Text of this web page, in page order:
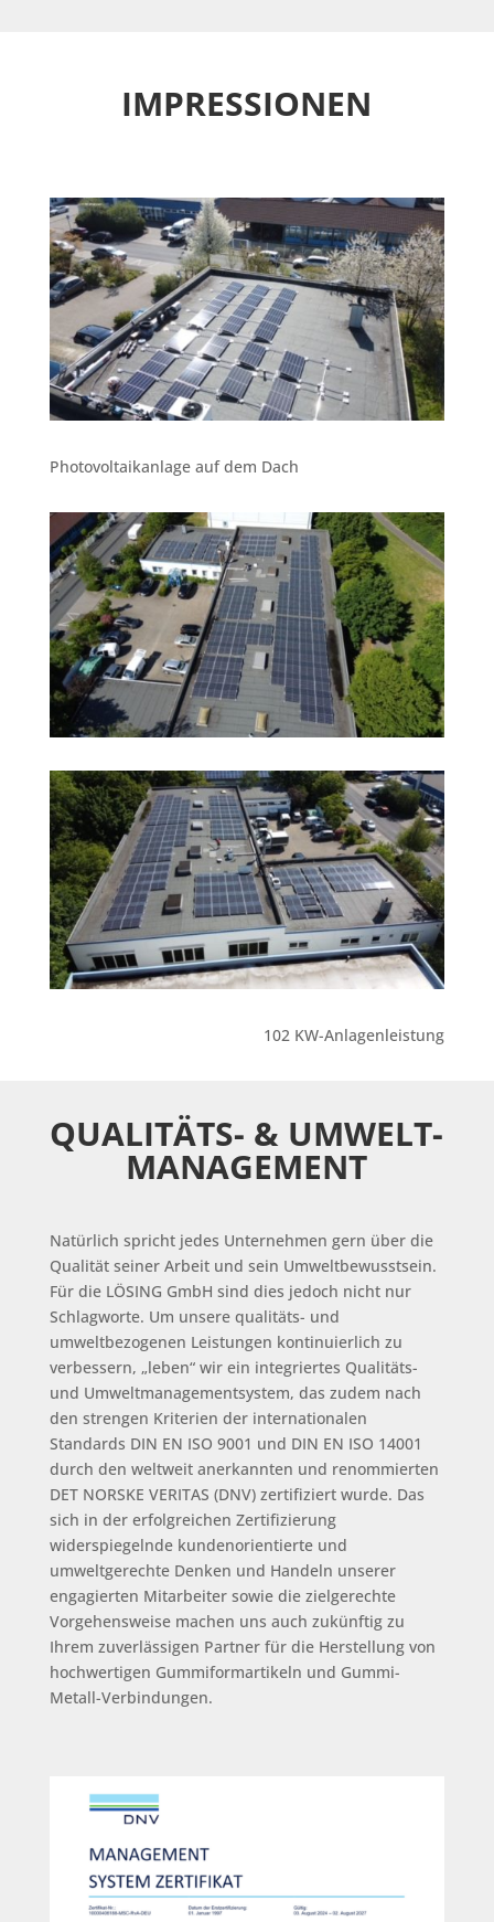
IMPRESSIONEN
Photovoltaikanlage auf dem Dach
102 KW-Anlagenleistung
QUALITÄTS- & UMWELT-
MANAGEMENT
Natürlich spricht jedes Unternehmen gern über die
Qualität seiner Arbeit und sein Umweltbewusstsein.
Für die LÖSING GmbH sind dies jedoch nicht nur
Schlagworte. Um unsere qualitäts- und
umweltbezogenen Leistungen kontinuierlich zu
verbessern, „leben“ wir ein integriertes Qualitäts-
und Umweltmanagementsystem, das zudem nach
den strengen Kriterien der internationalen
Standards DIN EN ISO 9001 und DIN EN ISO 14001
durch den weltweit anerkannten und renommierten
DET NORSKE VERITAS (DNV) zertifiziert wurde. Das
sich in der erfolgreichen Zertifizierung
widerspiegelnde kundenorientierte und
umweltgerechte Denken und Handeln unserer
engagierten Mitarbeiter sowie die zielgerechte
Vorgehensweise machen uns auch zukünftig zu
Ihrem zuverlässigen Partner für die Herstellung von
hochwertigen Gummiformartikeln und Gummi-
Metall-Verbindungen.